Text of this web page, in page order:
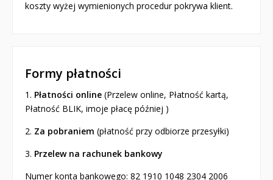
koszty wyżej wymienionych procedur pokrywa klient.
Formy płatności
1. Płatności online (Przelew online, Płatność kartą,
Płatność BLIK, imoje płacę później )
2. Za pobraniem (płatność przy odbiorze przesyłki)
3. Przelew na rachunek bankowy
Numer konta bankowego: 82 1910 1048 2304 2006